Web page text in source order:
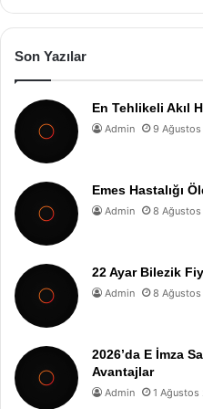
Son Yazılar
En Tehlikeli Akıl
Admin 9
Emes Hastalığı
Admin 8
22 Ayar Bilezik
Admin 8
2026’da E İmza
Avantajlar
Admin 1 Ağustos